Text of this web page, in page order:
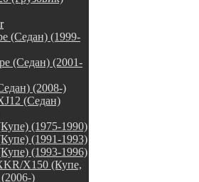
(Седан) (1999-
(Седан) (2001-
(2008-)
(Седан)
(1975-1990)
(1991-1993)
(1993-1996)
X150 (Купе,
)